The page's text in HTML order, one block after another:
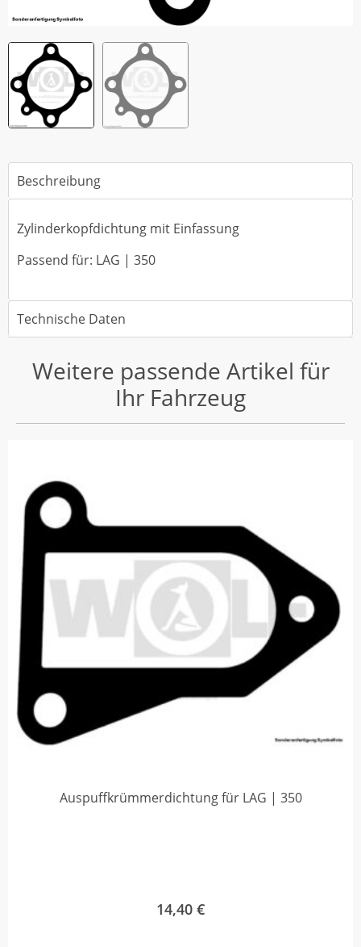
Beschreibung
Zylinderkopfdichtung mit Einfassung
Passend für: LAG | 350
Technische Daten
Weitere passende Artikel für
Ihr Fahrzeug
Auspuffkrümmerdichtung für LAG | 350
14,40 €